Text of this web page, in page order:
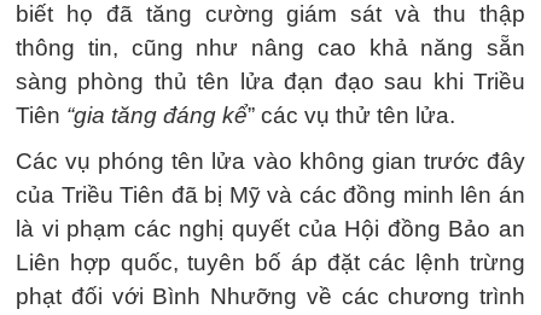
biết họ đã tăng cường giám sát và thu thập
thông tin, cũng như nâng cao khả năng sẵn
sàng phòng thủ tên lửa đạn đạo sau khi Triều
Tiên “gia tăng đáng kể” các vụ thử tên lửa.
Các vụ phóng tên lửa vào không gian trước đây
của Triều Tiên đã bị Mỹ và các đồng minh lên án
là vi phạm các nghị quyết của Hội đồng Bảo an
Liên hợp quốc, tuyên bố áp đặt các lệnh trừng
phạt đối với Bình Nhưỡng về các chương trình